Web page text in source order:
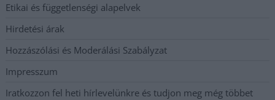
Etikai és függetlenségi alapelvek
Hirdetési árak
Hozzászólási és Moderálási Szabályzat
Impresszum
Iratkozzon fel heti hírlevelünkre és tudjon meg még többet